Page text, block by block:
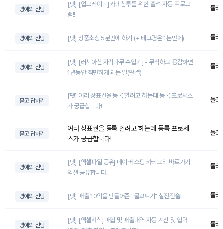
명예의 전당
[댓] [업그레이드] 카페침투를 위한 출석 자동 프로그
램!!
돌코
명예의 전당 [댓] 상품소싱 5분만에 하기 (+ 태그명은 1분만에) 돌코
명예의 전당
[댓] [러시아산 자작나무 수입기] - 무식하고 용감하면
1년동안 직면하게 되는 일(완결)
돌코
묻고 답하기
[댓] 여러 상표권을 등록 할려고 하는데 등록 프로세스
가 궁급합니다!
돌코
묻고 답하기
여러 상표권을 등록 할려고 하는데 등록 프로세
스가 궁급합니다!
돌코
명예의 전당
[댓] [엑셀파일 공유] 네이버 쇼핑 카테고리 바로가기
엑셀 공유합니다.
돌코
명예의 전당 [댓] 매출 10억을 만들어준 "물꼬트기" 실전전술! 돌코
명예의 전당
[댓] [엑셀서식] 매입 및 매출내역 자동 계산 및 입력
돌코